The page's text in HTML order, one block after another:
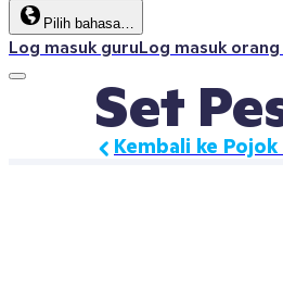
Pilih bahasa…
Log masuk guruLog masuk
Set
Kembali ke